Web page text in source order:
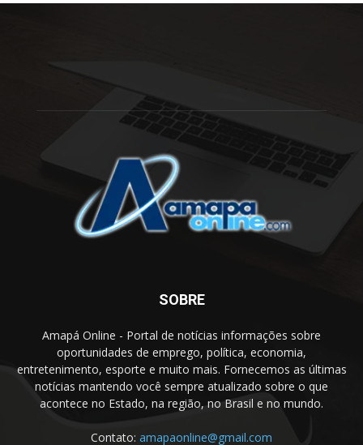
SOBRE
Amapá Online - Portal de notícias informações sobre
oportunidades de emprego, política, economia,
entretenimento, esporte e muito mais. Fornecemos as últimas
notícias mantendo você sempre atualizado sobre o que
acontece no Estado, na região, no Brasil e no mundo.
Contato: amapaonline@gmail.com